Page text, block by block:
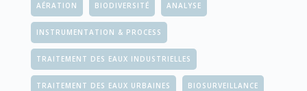
AÉRATION BIODIVERSITÉ ANALYSE
INSTRUMENTATION & PROCESS
TRAITEMENT DES EAUX INDUSTRIELLES
TRAITEMENT DES EAUX URBAINES BIOSURVEILLANCE